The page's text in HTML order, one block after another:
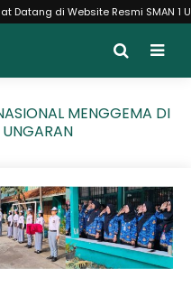
Datang di Website Resmi SMAN 1
MENGGEMA DI
UNGARAN